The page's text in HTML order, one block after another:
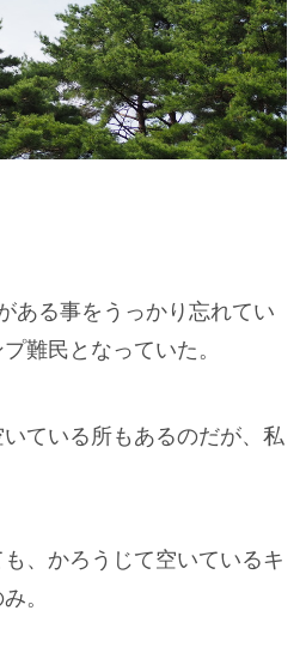
ある事をうっかり忘れてい
難民となっていた。
ている所もあるのだが、私
、かろうじて空いているキ
。